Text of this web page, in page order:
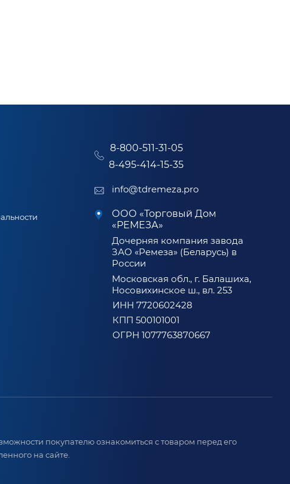
8-800-511-31-05
8-495-414-15-35
info@tdremeza.pro
ООО «Торговый Дом
«РЕМЕЗА»
Дочерняя компания завода
ЗАО «Ремеза» (Беларусь) в
России
Московская обл., г. Балашиха,
Носовихинское ш., вл. 253
ИНН 7720602428
КПП 500101001
ОГРН 1077763870667
покупателю ознакомиться с товаром перед его
на сайте.